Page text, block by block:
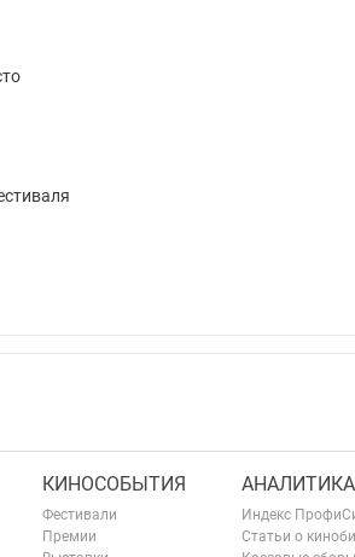
КИНОСОБЫТИЯ
Фестивали
Премии
АНАЛИТИКА
Индекс
Статьи о